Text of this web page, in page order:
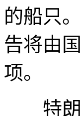
的船只
告将由
项。
特朗